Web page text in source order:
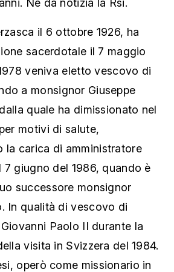
Ne dà notizia la Rsi.
il 6 ottobre 1926, ha
sacerdotale il 7 maggio
veniva eletto vescovo di
a monsignor Giuseppe
quale ha dimissionato nel
motivi di salute,
la carica di amministratore
giugno del 1986, quando è
successore monsignor
In qualità di vescovo di
Paolo II durante la
visita in Svizzera del 1984.
operò come missionario in